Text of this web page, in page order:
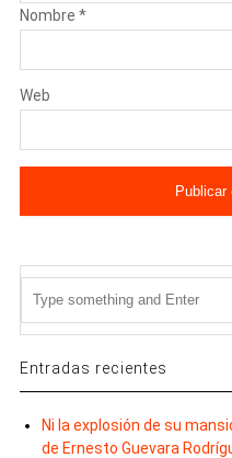
Nombre *
Web
Entradas recientes
Ni la explosión de su
de Ernesto Guevara